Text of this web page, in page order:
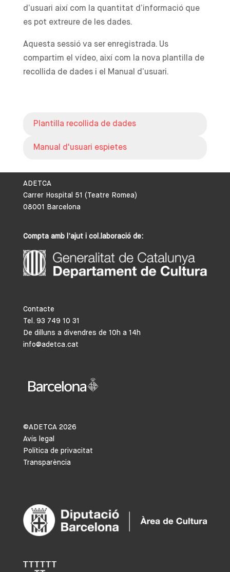
d’usuari així com la quantitat d’informació que
es pot extreure de les dades.
Aquesta sessió va ser enregistrada. Us
compartim el vídeo, així com la nova plantilla de
recollida de dades i el Manual d’usuari.
Plantilla recollida de dades
Manual d'usuari espietes
ADETCA
Carrer Hospital 51 (Teatre Romea)
08001 Barcelona
Compta amb l’ajut i col.laboració de:
Contacte
Tel. 93 749 10 31
De dilluns a divendres de 10h a 14h
info@adetca.cat
©ADETCA 2026
Avís legal
Política de privacitat
Transparència